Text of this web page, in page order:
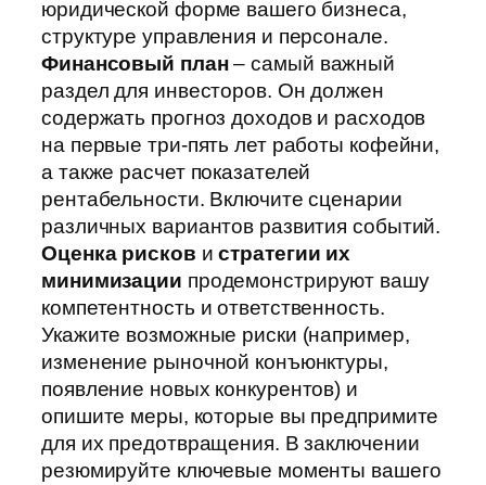
юридической форме вашего бизнеса,
структуре управления и персонале.
Финансовый план– самый важный
раздел для инвесторов. Он должен
содержать прогноз доходов и расходов
на первые три-пять лет работы кофейни,
а также расчет показателей
рентабельности. Включите сценарии
различных вариантов развития событий.
Оценка рисков истратегии их
минимизации продемонстрируют вашу
компетентность и ответственность.
Укажите возможные риски (например,
изменение рыночной конъюнктуры,
появление новых конкурентов) и
опишите меры, которые вы предпримите
для их предотвращения. В заключении
резюмируйте ключевые моменты вашего